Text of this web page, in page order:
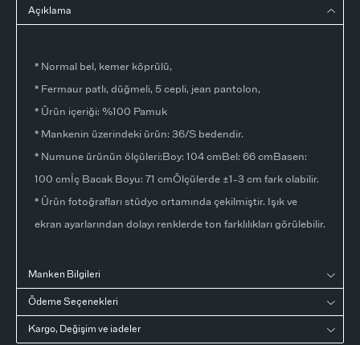
Açıklama
* Normal bel, kemer köprülü,
* Fermaur patlı, düğmeli, 5 cepli, jean pantolon,
* Ürün içeriği: %100 Pamuk
* Mankenin üzerindeki ürün: 36/S bedendir.
* Numune ürünün ölçüleri:Boy: 104 cmBel: 66 cmBasen:
100 cmİç Bacak Boyu: 71 cmÖlçülerde ±1-3 cm fark olabilir.
* Ürün fotoğrafları stüdyo ortamında çekilmiştir. Işık ve
ekran ayarlarından dolayı renklerde ton farklılıkları görülebilir.
Manken Bilgileri
Ödeme Seçenekleri
Kargo, Değişim ve iadeler